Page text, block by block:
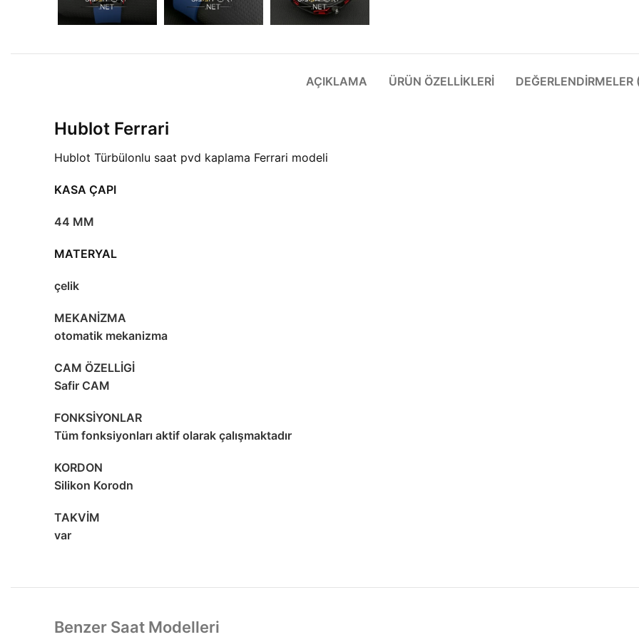
AÇIKLAMA ÜRÜN ÖZELLIKLERI DEĞERLENDIRMELER
Hublot Ferrari
Hublot Türbülonlu saat pvd kaplama Ferrari modeli
KASA ÇAPI
44 MM
MATERYAL
çelik
MEKANİZMA
otomatik mekanizma
CAM ÖZELLİGİ
Safir CAM
FONKSİYONLAR
Tüm fonksiyonları aktif olarak çalışmaktadır
KORDON
Silikon Korodn
TAKVİM
var
Benzer Saat Modelleri